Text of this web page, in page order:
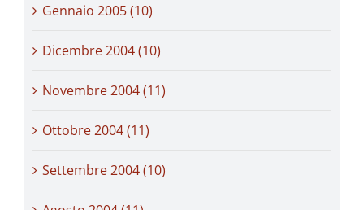
Gennaio 2005 (10)
Dicembre 2004 (10)
Novembre 2004 (11)
Ottobre 2004 (11)
Settembre 2004 (10)